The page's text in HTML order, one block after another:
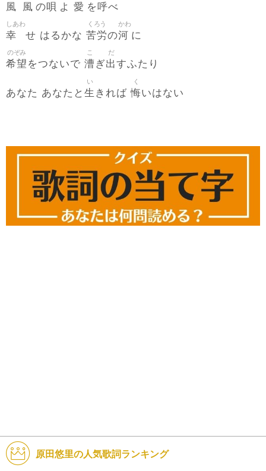
風 風 の唄 よ 愛 を呼べ
幸
しあわ
せ はるかな 苦労
くろう
の河
かわ
に
希望
のぞみ
をつないで 漕
こ
ぎ出
だ
すふたり
あなた あなたと 生
い
きれば悔
く
いはない
原田悠里の人気歌詞ランキング